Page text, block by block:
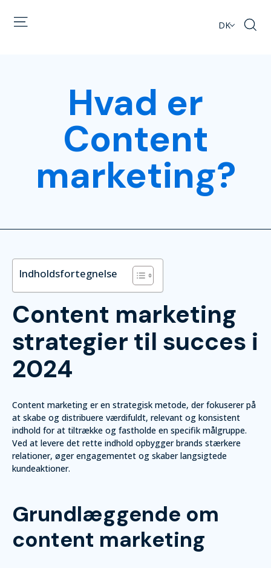
DK
Hvad er
Content
marketing?
Indholdsfortegnelse
Content marketing
strategier til succes i
2024
Content marketing er en strategisk metode, der fokuserer på
at skabe og distribuere værdifuldt, relevant og konsistent
indhold for at tiltrække og fastholde en specifik målgruppe.
Ved at levere det rette indhold opbygger brands stærkere
relationer, øger engagementet og skaber langsigtede
kundeaktioner.
Grundlæggende om
content marketing